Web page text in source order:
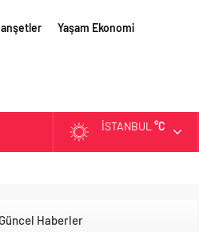
Yaşam Ekonomi
İSTANBUL °C
Güncel Haberler